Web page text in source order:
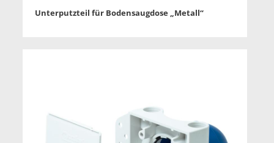
Unterputzteil für Bodensaugdose „Metall“